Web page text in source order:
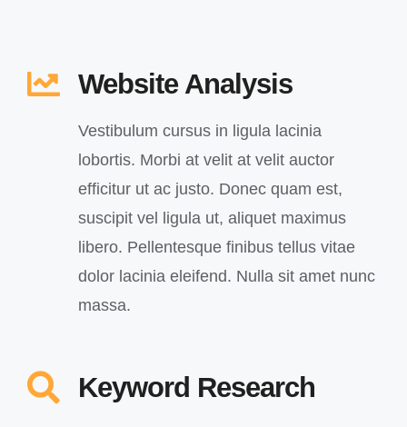
Website Analysis
Vestibulum cursus in ligula lacinia
lobortis. Morbi at velit at velit auctor
efficitur ut ac justo. Donec quam est,
suscipit vel ligula ut, aliquet maximus
libero. Pellentesque finibus tellus vitae
dolor lacinia eleifend. Nulla sit amet nunc
massa.
Keyword Research